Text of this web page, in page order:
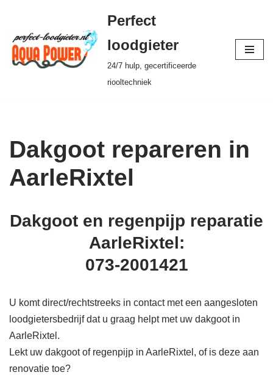
Ga
naar
de
Perfect
loodgieter
24/7 hulp, gecertificeerde
riooltechniek
Dakgoot repareren in
AarleRixtel
Dakgoot en regenpijp reparatie
AarleRixtel:
073-2001421
U komt direct/rechtstreeks in contact met een aangesloten
loodgietersbedrijf dat u graag helpt met uw dakgoot in
AarleRixtel.
Lekt uw dakgoot of regenpijp in AarleRixtel, of is deze aan
renovatie toe?